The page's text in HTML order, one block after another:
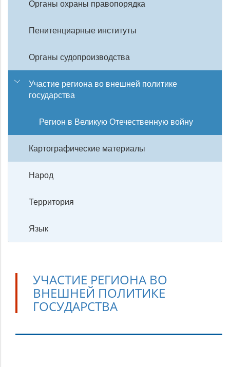
Органы охраны правопорядка
Пенитенциарные институты
Органы судопроизводства
Участие региона во внешней политике
государства
Регион в Великую Отечественную войну
Картографические материалы
Народ
Территория
Язык
УЧАСТИЕ РЕГИОНА ВО
ВНЕШНЕЙ ПОЛИТИКЕ
ГОСУДАРСТВА